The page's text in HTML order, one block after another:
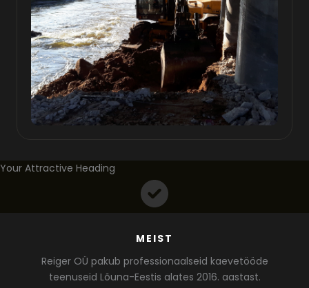
Your Attractive Heading
MEIST
Reiger OÜ pakub professionaalseid kaevetööde
teenuseid Lõuna-Eestis alates 2016. aastast.